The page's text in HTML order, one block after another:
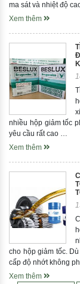
ma sát và nhiệt độ
Xem thêm
nhiều hộp giảm tốc
yêu cầu rất cao …
Xem thêm
cho hộp giảm tốc.
cấp độ nhớt không
Xem thêm